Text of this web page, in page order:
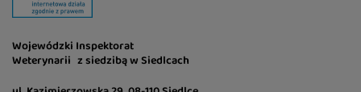
Wojewódzki Inspektorat
Weterynarii z siedzibą w Siedlcach